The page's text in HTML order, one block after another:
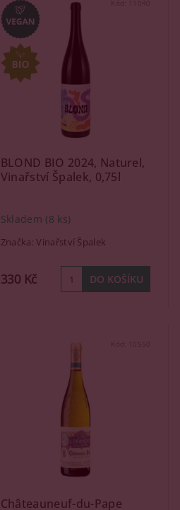
Kód: 11040
BLOND BIO 2024, Naturel,
Vinařství Špalek, 0,75l
Skladem (8 ks)
Značka:Vinařství Špalek
330 Kč
Kód: 10550
Châteauneuf-du-Pape